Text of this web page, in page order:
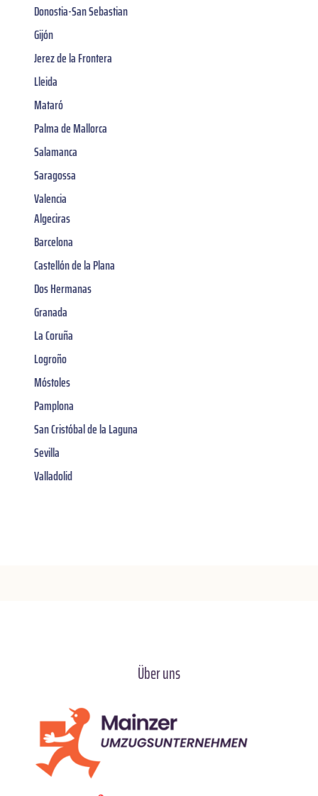
Donostia-San Sebastian
Gijón
Jerez de la Frontera
Lleida
Mataró
Palma de Mallorca
Salamanca
Saragossa
Valencia
Algeciras
Barcelona
Castellón de la Plana
Dos Hermanas
Granada
La Coruña
Logroño
Móstoles
Pamplona
San Cristóbal de la Laguna
Sevilla
Valladolid
Über uns